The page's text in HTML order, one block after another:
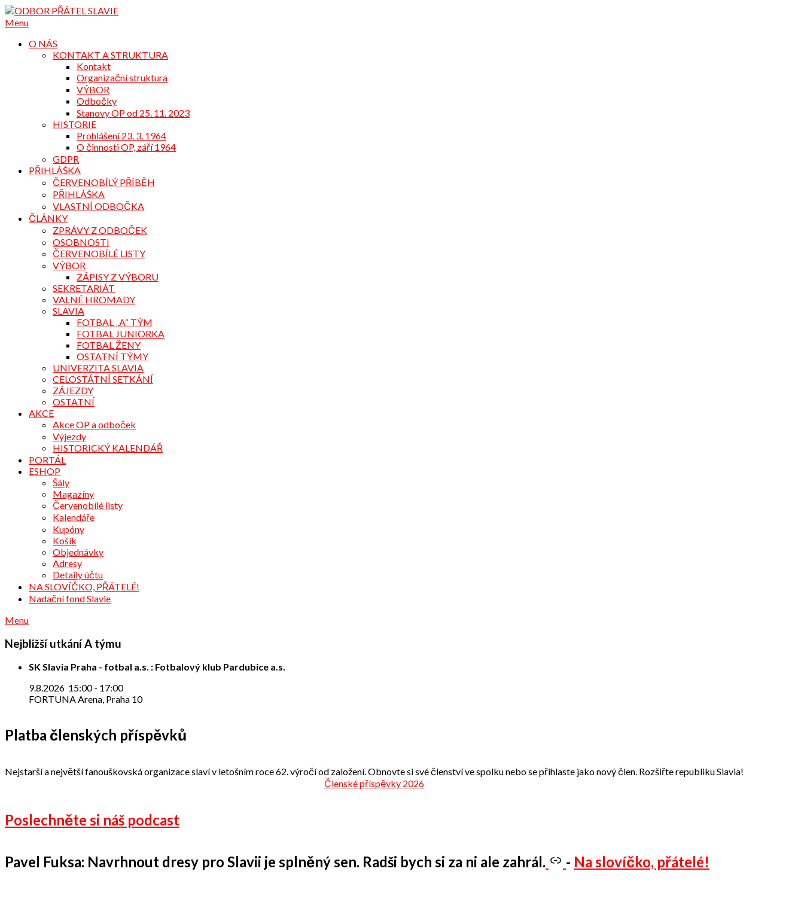
Přejdi
na
Menu
O NÁS
KONTAKT A STRUKTURA
Kontakt
Organizační struktura
VÝBOR
Odbočky
Stanovy OP od 25. 11. 2023
HISTORIE
Prohlášení 23. 3. 1964
O činnosti OP, září 1964
GDPR
PŘIHLÁŠKA
ČERVENOBÍLÝ PŘÍBĚH
PŘIHLÁŠKA
VLASTNÍ ODBOČKA
ČLÁNKY
ZPRÁVY Z ODBOČEK
OSOBNOSTI
ČERVENOBÍLÉ LISTY
VÝBOR
ZÁPISY Z VÝBORU
SEKRETARIÁT
VALNÉ HROMADY
SLAVIA
FOTBAL „A“ TÝM
FOTBAL JUNIORKA
FOTBAL ŽENY
OSTATNÍ TÝMY
UNIVERZITA SLAVIA
CELOSTÁTNÍ SETKÁNÍ
ZÁJEZDY
OSTATNÍ
AKCE
Akce OP a odboček
Výjezdy
HISTORICKÝ KALENDÁŘ
PORTÁL
ESHOP
Šály
Magazíny
Červenobílé listy
Kalendáře
Kupóny
Košík
Objednávky
Adresy
Detaily účtu
NA SLOVÍČKO, PŘÁTELÉ!
Nadační fond Slavie
Menu
Nejbližší utkání A týmu
SK Slavia Praha - fotbal a.s. : Fotbalový klub Pardubice a.s.
9.8.2026 15:00- 17:00
FORTUNA Arena, Praha 10
Platba členských příspěvků
Nejstarší a největší fanouškovská organizace slaví v letošním roce 62. výročí od založení. Obnovte si své členství ve spolku nebo se přihlaste jako nový člen. Rozšiřte republiku Slavia!
Členské příspěvky 2026
Poslechněte si náš podcast
Pavel Fuksa: Navrhnout dresy pro Slavii je splněný sen. Radši bych si za ni ale zahrál. - Na slovíčko, přátelé!